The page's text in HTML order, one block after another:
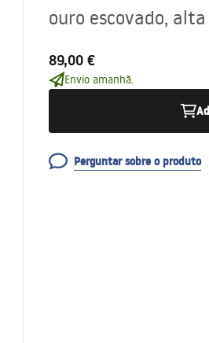
ouro escovado, alta
89,00 €
Envio amanhã.
Perguntar sobre o produto